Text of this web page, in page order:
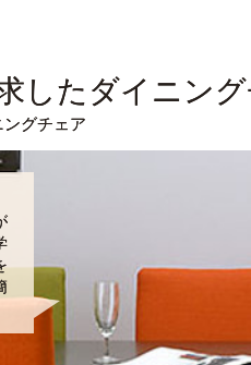
したダイニン
グチェア